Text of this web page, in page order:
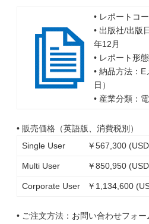
• レポートコ
• 出版社/出版
年12月
• レポート形
• 納品方法：
日）
• 産業分類：
• 販売価格（英語版、消費税別）
Single User
￥567,300
Multi User ￥850,950
Corporate User ￥1,134,600
• ご注文方法：お問い合わせフォ